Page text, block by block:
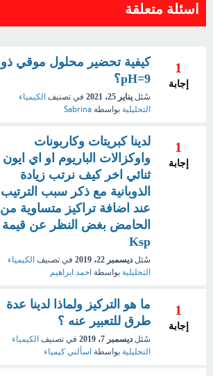
اسئلة متعلقة
1
إجابة
كيفية تحضير محلول موقي ذو
pH=9؟
سُئل يناير 25، 2021 في تصنيف الكيمياء
التحليلية بواسطة Sabrina
1
إجابة
لدينا كبريتات وكاربونات
واوكزالات الباريوم او اي ايون
ثنائي اخر كيف نرتب زيادة
الذوبانية مع ذكر سبب الترتيب
عند اضافة تراكيز متساوية من
الحامض بغض النظر عن قيمة
Ksp
سُئل ديسمبر 22، 2019 في تصنيف الكيمياء
التحليلية بواسطة احمد ابراهيم
1
إجابة
ما هو التركيز ولماذا لدينا عدة
طرق للتعبير عنه ؟
سُئل ديسمبر 7، 2019 في تصنيف الكيمياء
التحليلية بواسطة اسألني كيمياء